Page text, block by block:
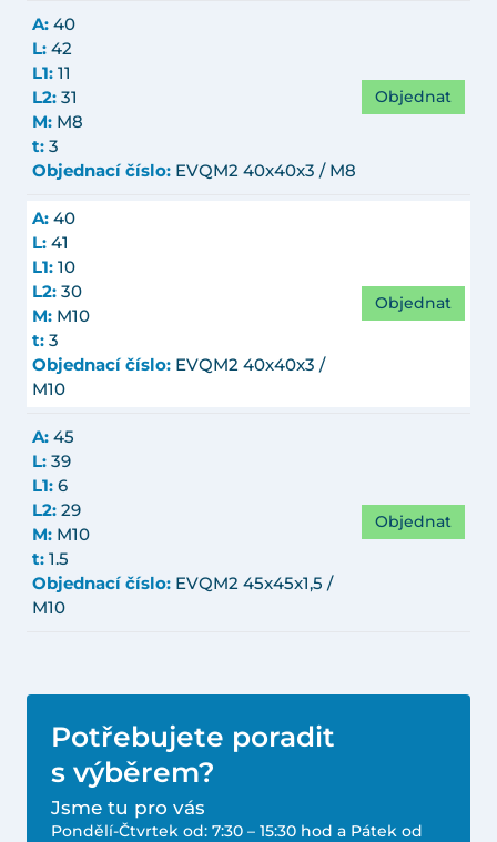
A: 40
L: 42
L1: 11
L2: 31
M: M8
t: 3
Objednací číslo: EVQM2 40x40x3 / M8
Objednat
A: 40
L: 41
L1: 10
L2: 30
M: M10
t: 3
Objednací číslo: EVQM2 40x40x3 /
M10
Objednat
A: 45
L: 39
L1: 6
L2: 29
M: M10
t: 1.5
Objednací číslo: EVQM2 45x45x1,5 /
M10
Objednat
Potřebujete poradit
s výběrem?
Jsme tu pro vás
Pondělí-Čtvrtek od: 7:30 – 15:30 hod a Pátek od